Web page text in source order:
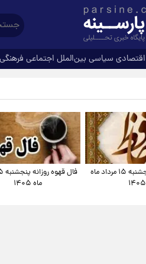
اقتصادی سیاسی بین‌الملل اجتماعی فرهنگی
فال حافظ پنجشنبه ۱۵ مرداد ماه
۱۴۰۵
ماه ۱۴۰۵